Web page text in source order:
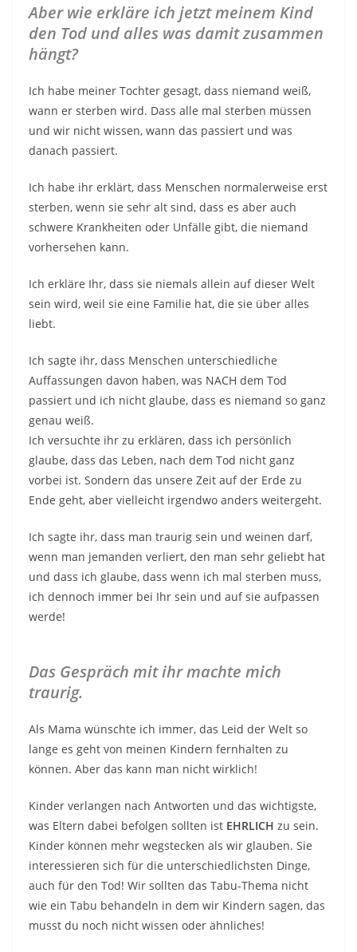
Aber wie erkläre ich jetzt meinem Kind
den Tod und alles was damit zusammen
hängt?
Ich habe meiner Tochter gesagt, dass niemand weiß,
wann er sterben wird. Dass alle mal sterben müssen
und wir nicht wissen, wann das passiert und was
danach passiert.
Ich habe ihr erklärt, dass Menschen normalerweise erst
sterben, wenn sie sehr alt sind, dass es aber auch
schwere Krankheiten oder Unfälle gibt, die niemand
vorhersehen kann.
Ich erkläre Ihr, dass sie niemals allein auf dieser Welt
sein wird, weil sie eine Familie hat, die sie über alles
liebt.
Ich sagte ihr, dass Menschen unterschiedliche
Auffassungen davon haben, was NACH dem Tod
passiert und ich nicht glaube, dass es niemand so ganz
genau weiß.
Ich versuchte ihr zu erklären, dass ich persönlich
glaube, dass das Leben, nach dem Tod nicht ganz
vorbei ist. Sondern das unsere Zeit auf der Erde zu
Ende geht, aber vielleicht irgendwo anders weitergeht.
Ich sagte ihr, dass man traurig sein und weinen darf,
wenn man jemanden verliert, den man sehr geliebt hat
und dass ich glaube, dass wenn ich mal sterben muss,
ich dennoch immer bei Ihr sein und auf sie aufpassen
werde!
Das Gespräch mit ihr machte mich
traurig.
Als Mama wünschte ich immer, das Leid der Welt so
lange es geht von meinen Kindern fernhalten zu
können. Aber das kann man nicht wirklich!
Kinder verlangen nach Antworten und das wichtigste,
was Eltern dabei befolgen sollten ist EHRLICH zu sein.
Kinder können mehr wegstecken als wir glauben. Sie
interessieren sich für die unterschiedlichsten Dinge,
auch für den Tod! Wir sollten das Tabu-Thema nicht
wie ein Tabu behandeln in dem wir Kindern sagen, das
musst du noch nicht wissen oder ähnliches!